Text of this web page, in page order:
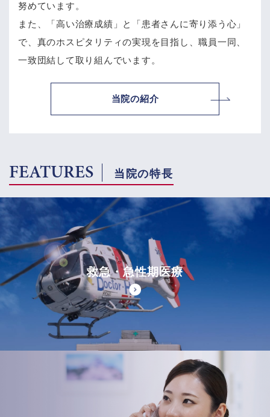
努めています。
また、「高い治療成績」と「患者さんに寄り添う心」
で、 真のホスピタリティの実現を目指し、職員一同、
一致団結して取り組んでいます。
当院の紹介
FEATURES 当院の特長
救急・急性期医療